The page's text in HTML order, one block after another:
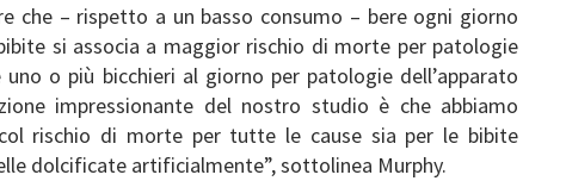
che – rispetto a un basso consumo – bere ogni giorno
si associa a maggior rischio di morte per patologie
uno o più bicchieri al giorno per patologie dell’apparato
impressionante del nostro studio è che abbiamo
rischio di morte per tutte le cause sia per le bibite
dolcificate artificialmente”, sottolinea Murphy.